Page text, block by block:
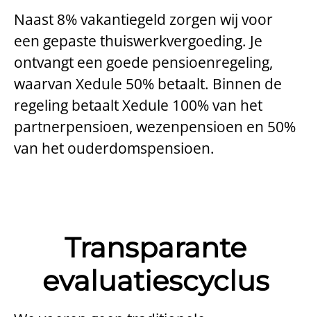
Naast 8% vakantiegeld zorgen wij voor
een gepaste thuiswerkvergoeding. Je
ontvangt een goede pensioenregeling,
waarvan Xedule 50% betaalt. Binnen de
regeling betaalt Xedule 100% van het
partnerpensioen, wezenpensioen en 50%
van het ouderdomspensioen.
Transparante
evaluatiescyclus